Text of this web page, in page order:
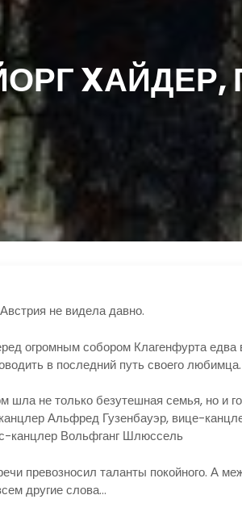
не видела давно.
огромным собором Клагенфурта едва
в последний путь своего любимца.
шла не только безутешная семья, но и
Альфред Гузенбауэр, вице-
канцлер Вольфганг Шлюссель
превозносил таланты покойного. А
другие слова…